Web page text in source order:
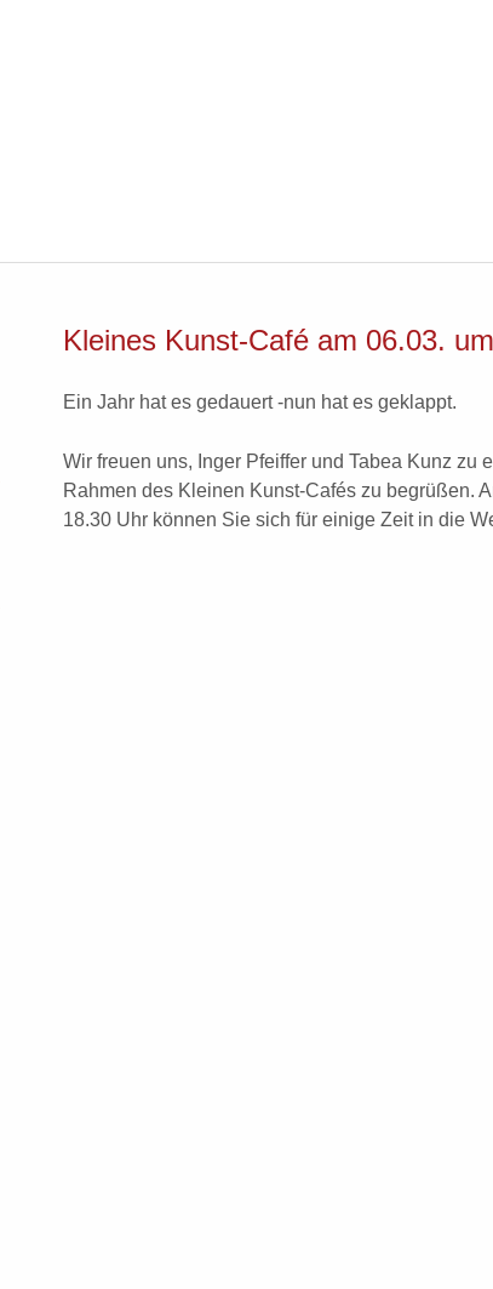
Kleines Kunst-Café am 06.03.
Ein Jahr hat es gedauert -nun hat es geklappt.
Wir freuen uns, Inger Pfeiffer und Tabea Kunz zu
Rahmen des Kleinen Kunst-Cafés zu begrüßen.
18.30 Uhr können Sie sich für einige Zeit in die